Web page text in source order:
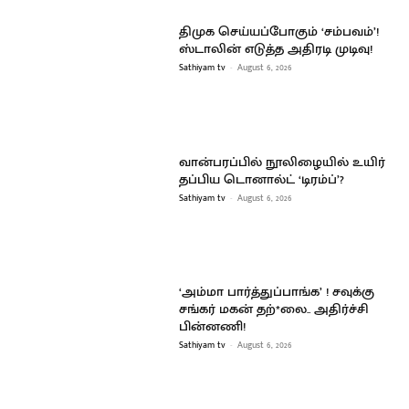
திமுக செய்யப்போகும் ‘சம்பவம்’!
ஸ்டாலின் எடுத்த அதிரடி முடிவு!
Sathiyam tv - August 6, 2026
வான்பரப்பில் நூலிழையில் உயிர்
தப்பிய டொனால்ட் ‘டிரம்ப்’?
Sathiyam tv - August 6, 2026
‘அம்மா பார்த்துப்பாங்க’ ! சவுக்கு
சங்கர் மகன் தற்*லை.. அதிர்ச்சி
பின்னணி!
Sathiyam tv - August 6, 2026